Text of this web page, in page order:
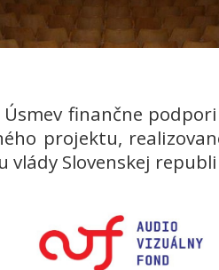
finančne
projektu,
vlády Slovenskej